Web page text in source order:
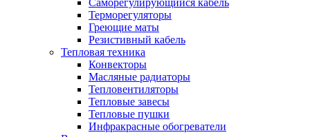
Терморегуляторы
Греющие маты
Резистивный кабель
Тепловая техника
Конвекторы
Масляные радиаторы
Тепловентиляторы
Тепловые завесы
Тепловые пушки
Инфракрасные обогреватели